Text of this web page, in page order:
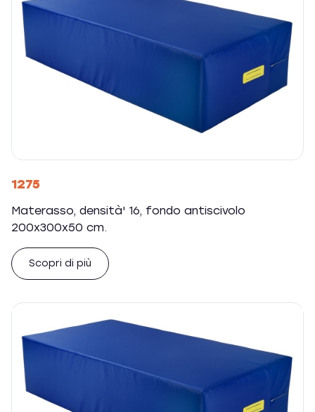
1275
Materasso, densità' 16, fondo antiscivolo
200x300x50 cm.
Scopri di più